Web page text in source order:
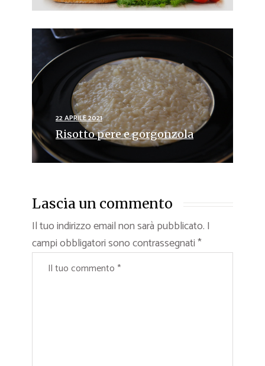
22 APRILE 2021
Risotto pere e gorgonzola
Lascia un commento
Il tuo indirizzo email non sarà pubblicato. I
campi obbligatori sono contrassegnati*